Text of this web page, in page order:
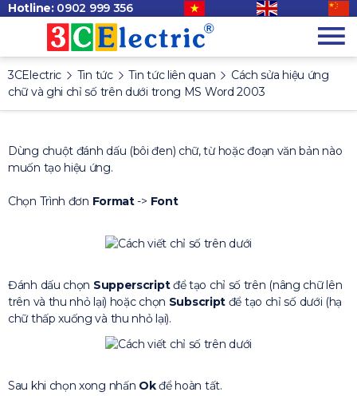
Hotline: 0902 999 356
3CElectric Tin tức Tin tức liên quan
Cách sửa hiệu ứng
chữ và ghi chỉ số trên dưới trong MS Word 2003
Dùng chuột đánh dấu (bôi đen) chữ, từ hoặc đoạn văn bản nào
muốn tạo hiệu ứng.
Chọn Trình đơn Format-> Font
Đánh dấu chọn Supperscriptđể tạo chỉ số trên (nâng chữ lên
trên và thu nhỏ lại) hoặc chọn Subscript để tạo chỉ số dưới (hạ
chữ thấp xuống và thu nhỏ lại).
Sau khi chọn xong nhấn Okđể hoàn tất.